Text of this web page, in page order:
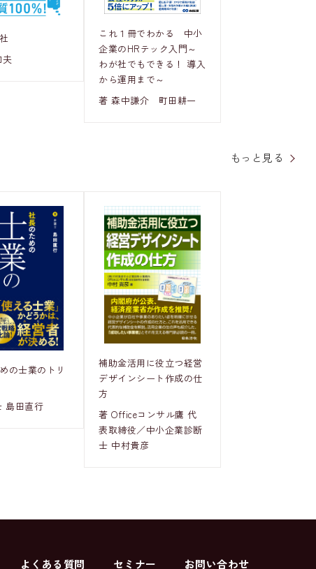
夫
これ１冊でわかる 中小
企業のHRテック入門～
わが社でもできる！ 導入
から運用まで～
著 森中謙介 町田耕一
もっと見る
の士業のトリ
島田直行
補助金活用に役立つ経営
デザインシート作成の仕
方
著 Officeコンサル鷹 代
表取締役／中小企業診断
士 中村貴彦
よくある質問 セミナー お問い合わせ